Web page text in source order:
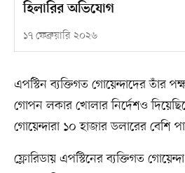
হিলারির অভিযোগ
১৭ ফেব্রুয়ারি ২০২৬
এপস্টিন ব্যক্তিগত গোয়েন্দাদের তাঁর
গোপন লকার খোলার নির্দেশও
গোয়েন্দারা ১০ হাজার ডলারের বেশি
ফ্লোরিডায় এপস্টিনের ব্যক্তিগত